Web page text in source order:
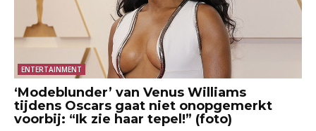
ENTERTAINMENT
‘Modeblunder’ van Venus Williams
tijdens Oscars gaat niet onopgemerkt
voorbij: “Ik zie haar tepel!” (foto)